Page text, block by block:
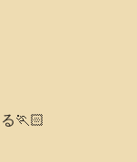
🏃🏻